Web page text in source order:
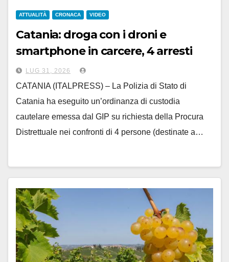
ATTUALITÀ CRONACA VIDEO
Catania: droga con i droni e
smartphone in carcere, 4 arresti
LUG 31, 2026
CATANIA (ITALPRESS) – La Polizia di Stato di
Catania ha eseguito un’ordinanza di custodia
cautelare emessa dal GIP su richiesta della Procura
Distrettuale nei confronti di 4 persone (destinate a…